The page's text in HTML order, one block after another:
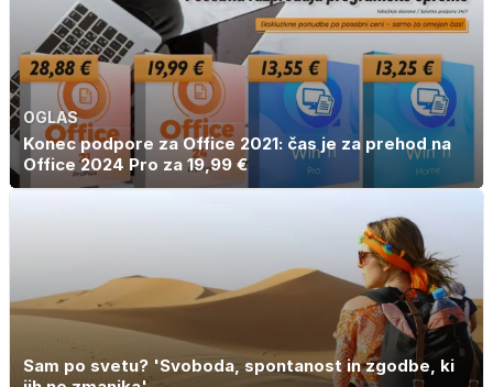
OGLAS
Konec podpore za Office 2021: čas je za prehod na
Office 2024 Pro za 19,99 €
Sam po svetu? 'Svoboda, spontanost in zgodbe, ki